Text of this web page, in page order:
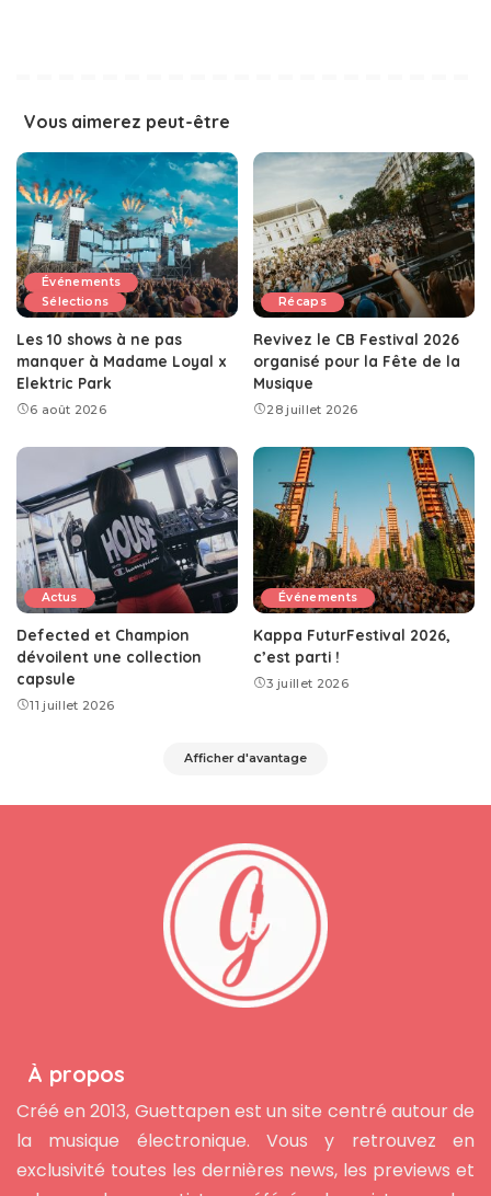
Vous aimerez peut-être
Événements
Sélections
Les 10 shows à ne pas
manquer à Madame Loyal x
Elektric Park
6 août 2026
Récaps
Revivez le CB Festival 2026
organisé pour la Fête de la
Musique
28 juillet 2026
Actus
Defected et Champion
dévoilent une collection
capsule
11 juillet 2026
Événements
Kappa FuturFestival 2026,
c’est parti !
3 juillet 2026
Afficher d'avantage
À propos
Créé en 2013, Guettapen est un site centré autour de
la musique électronique. Vous y retrouvez en
exclusivité toutes les dernières news, les previews et